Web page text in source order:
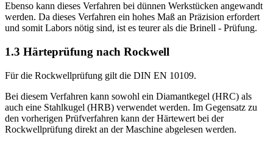
Ebenso kann dieses Verfahren bei dünnen Werkstücken angewandt
werden. Da dieses Verfahren ein hohes Maß an Präzision erfordert
und somit Labors nötig sind, ist es teurer als die Brinell - Prüfung.
1.3 Härteprüfung nach Rockwell
Für die Rockwellprüfung gilt die DIN EN 10109.
Bei diesem Verfahren kann sowohl ein Diamantkegel (HRC) als
auch eine Stahlkugel (HRB) verwendet werden. Im Gegensatz zu
den vorherigen Prüfverfahren kann der Härtewert bei der
Rockwellprüfung direkt an der Maschine abgelesen werden.